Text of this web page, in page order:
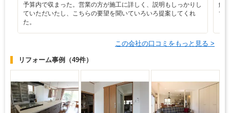
予算内で収まった。営業の方が施工に詳しく、説明もしっかりし
ていただいたし、こちらの要望を聞いていろいろ提案してくれ
た。
解
て
この会社の口コミをもっと見る >
リフォーム事例 （49件）